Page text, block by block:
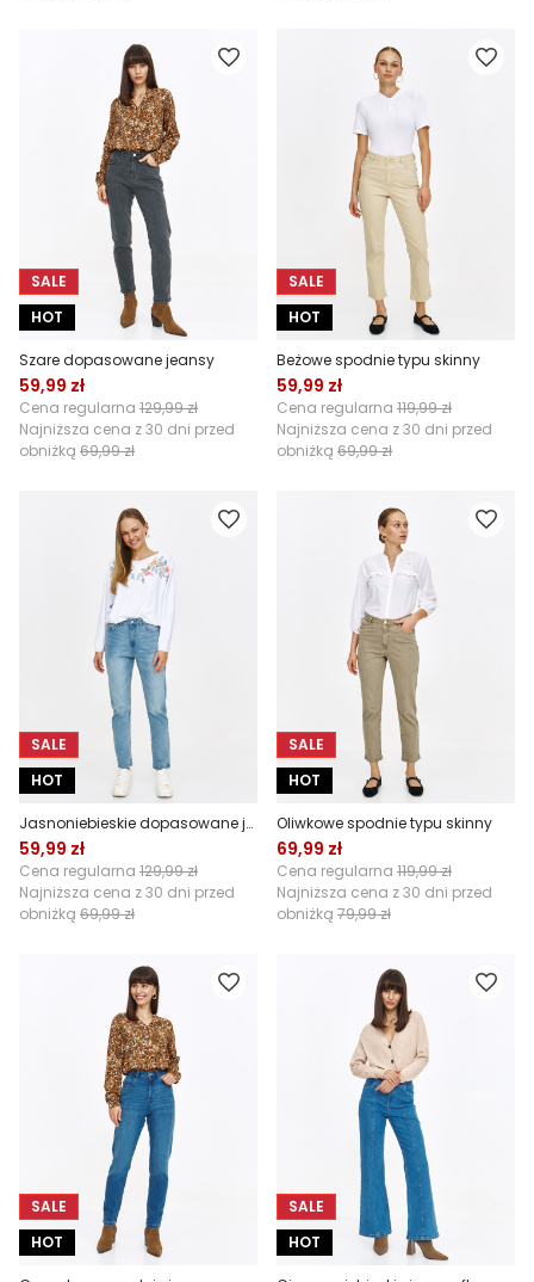
SALE
HOT
Szare dopasowane jeansy
59,99 zł
Cena regularna 129,99 zł
Najniższa cena z 30 dni przed
obniżką 69,99 zł
SALE
HOT
Beżowe spodnie typu skinny
59,99 zł
Cena regularna 119,99 zł
Najniższa cena z 30 dni przed
obniżką 69,99 zł
SALE
HOT
Jasnoniebieskie dopasowane jeansy
59,99 zł
Cena regularna 129,99 zł
Najniższa cena z 30 dni przed
obniżką 69,99 zł
SALE
HOT
Oliwkowe spodnie typu skinny
69,99 zł
Cena regularna 119,99 zł
Najniższa cena z 30 dni przed
obniżką 79,99 zł
SALE
HOT
SALE
HOT